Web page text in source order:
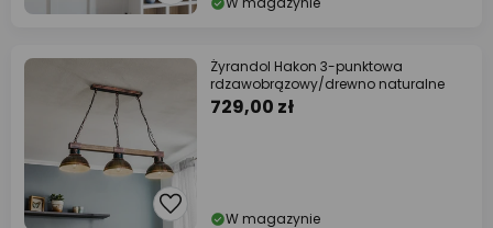
Żyrandol Hakon 3-punktowa
rdzawobrązowy/drewno naturalne
729,00 zł
W magazynie